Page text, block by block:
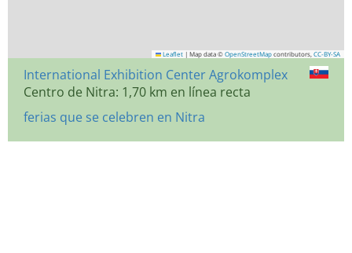
Leaflet | Map data © OpenStreetMap contributors, CC-BY-SA
International Exhibition Center Agrokomplex
Centro de Nitra: 1,70 km en línea recta
ferias que se celebren en Nitra